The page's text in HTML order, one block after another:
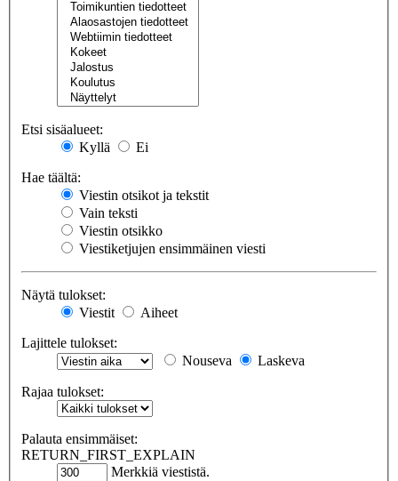
Etsi sisäalueet:
Kyllä
Ei
Hae täältä:
Viestin otsikot ja tekstit
Vain teksti
Viestin otsikko
Viestiketjujen ensimmäinen viesti
Näytä tulokset:
Viestit
Aiheet
Lajittele tulokset:
Nouseva
Laskeva
Rajaa tulokset:
Palauta ensimmäiset:
RETURN_FIRST_EXPLAIN
Merkkiä viestistä.